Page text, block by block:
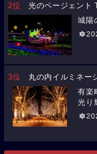
2位 光のページェント
城陽
3位 丸の内イルミネー
有楽
光り